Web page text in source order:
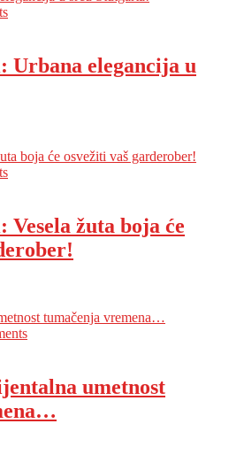
Urbana elegancija u
boja će osvežiti vaš garderober!
žuta boja će
tumačenja vremena…
umetnost